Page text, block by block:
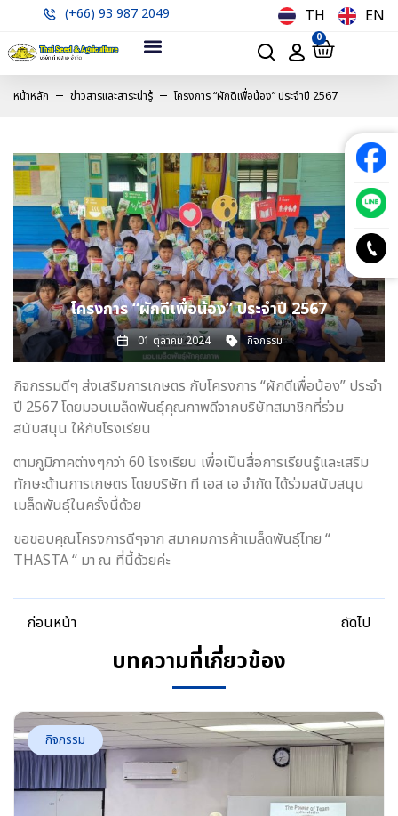
(+66) 93 987 2049 TH EN
0
หน้าหลัก ข่าวสารและสาระน่ารู้ โครงการ “ผักดีเพื่อน้อง” ประจำปี 2567
โครงการ “ผักดีเพื่อน้อง” ประจำปี 2567
01 ตุลาคม 2024 กิจกรรม
กิจกรรมดีๆ ส่งเสริมการเกษตร กับโครงการ “ผักดีเพื่อน้อง” ประจำ
ปี 2567 โดยมอบเมล็ดพันธ์ุคุณภาพดีจากบริษัทสมาชิกที่ร่วม
สนับสนุน ให้กับโรงเรียน
ตามภูมิภาคต่างๆกว่า 60 โรงเรียน เพื่อเป็นสื่อการเรียนรู้และเสริม
ทักษะด้านการเกษตร โดยบริษัท ที เอส เอ จำกัด ได้ร่วมสนับสนุน
เมล็ดพันธ์ุในครั้งนี้ด้วย
ขอขอบคุณโครงการดีๆจาก สมาคมการค้าเมล็ดพันธ์ุไทย “
THASTA “ มา ณ ที่นี้ด้วยค่ะ
ก่อนหน้า ถัดไป
บทความที่เกี่ยวข้อง
กิจกรรม